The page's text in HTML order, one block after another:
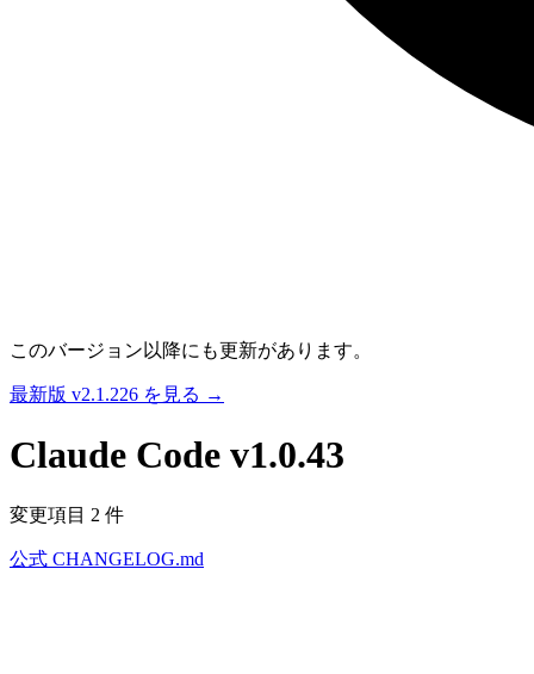
このバージョン以降にも更新があります。
最新版 v2.1.226 を見る →
Claude Code v1.0.43
変更項目 2 件
公式 CHANGELOG.md